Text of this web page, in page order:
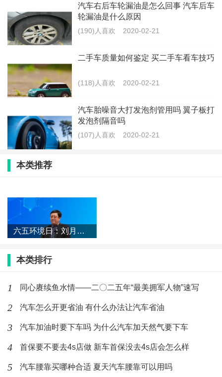
号，而是需要全体中华儿女共同努力才能实现的伟大目
标。在六五环境日这个具有特殊意义的日子里，希望大
家能够以实际行动，为守护祖国的绿水青山、为建设美
丽中国添砖加瓦，让生态之美成为中国发展最亮丽的底
色。
此次呼吁得到了众多环保人士以及社会各界的广泛
关注与积极响应，大家纷纷表示将以自身行动践行环保
理念，为实现美丽中国的愿景而不懈奋斗。
六五环境日：刘月好呼吁共为美丽中国
生态建设贡献力量
油
(270)人喜欢 2020-02-21
汽车加油时要下车吗 为什么汽车加天然
气要下车
汽车右后车轮漏油是怎么回事 汽车后车
轮漏油是什么原因
(190)人喜欢 2020-02-21
二手车质量如何鉴定 买二手车看车技巧
(118)人喜欢 2020-02-21
汽车胎噪音大打发泡剂管用吗 翼子板打
发泡剂隔音吗
(107)人喜欢 2020-02-21
本类推荐
六五环境日：刘月好呼吁共为美丽中国生态建设贡献力量
本类排行
1 同心赓续鱼水情——二〇二五年“最美拥军人物”速写
2 汽车怎么开更省油 有什么办法让汽车省油
3 汽车加油时要下车吗 为什么汽车加天然气要下车
4 首保要不要去4s店做 新车首保没去4s店会怎么样
5 汽车腰靠买哪种合适 夏天汽车腰靠可以用吗